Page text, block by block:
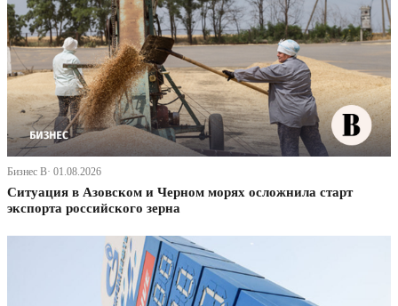
Бизнес В· 01.08.2026
Ситуация в Азовском и Черном морях осложнила старт
экспорта российского зерна